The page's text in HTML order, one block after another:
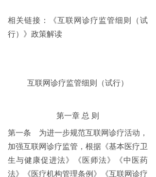
相关链接：
《互联网诊疗监管细则（试
行）》政策解读
互联网诊疗监管细则（试行）
第一章 总 则
第一条 为进一步规范互联网诊疗活动，
加强互联网诊疗监管，根据《基本医疗卫
生与健康促进法》《医师法》《中医药
法》《医疗机构管理条例》《互联网诊疗